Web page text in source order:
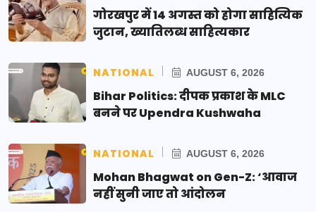
गोरखपुर में 14 अगस्त को होगा साहित्यिक
जुटान, ख्यातिलब्ध साहित्यकार
NATIONAL AUGUST 6, 2026
Bihar Politics: दीपक प्रकाश के MLC
बनने पर Upendra Kushwaha
NATIONAL AUGUST 6, 2026
Mohan Bhagwat on Gen-Z: ‘आवाज
नहीं सुनी जाए तो आंदोलन